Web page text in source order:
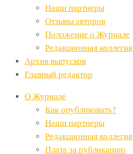
Наши партнеры
Отзывы авторов
Положение о Журнале
Редакционная коллегия
Архив выпусков
Главный редактор
О Журнале
Как опубликовать?
Наши партнеры
Редакционная коллегия
Плата за публикацию